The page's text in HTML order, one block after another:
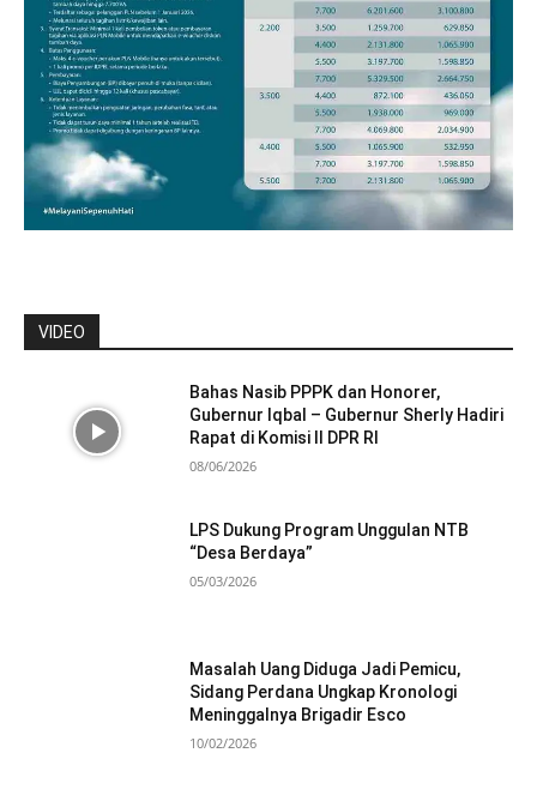
VIDEO
Bahas Nasib PPPK dan Honorer,
Gubernur Iqbal – Gubernur Sherly Hadiri
Rapat di Komisi II DPR RI
08/06/2026
LPS Dukung Program Unggulan NTB
“Desa Berdaya”
05/03/2026
Masalah Uang Diduga Jadi Pemicu,
Sidang Perdana Ungkap Kronologi
Meninggalnya Brigadir Esco
10/02/2026